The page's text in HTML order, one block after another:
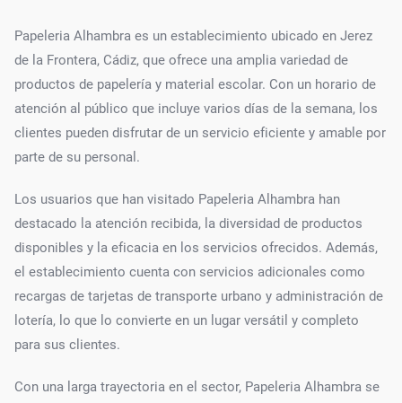
Papeleria Alhambra es un establecimiento ubicado en Jerez
de la Frontera, Cádiz, que ofrece una amplia variedad de
productos de papelería y material escolar. Con un horario de
atención al público que incluye varios días de la semana, los
clientes pueden disfrutar de un servicio eficiente y amable por
parte de su personal.
Los usuarios que han visitado Papeleria Alhambra han
destacado la atención recibida, la diversidad de productos
disponibles y la eficacia en los servicios ofrecidos. Además,
el establecimiento cuenta con servicios adicionales como
recargas de tarjetas de transporte urbano y administración de
lotería, lo que lo convierte en un lugar versátil y completo
para sus clientes.
Con una larga trayectoria en el sector, Papeleria Alhambra se